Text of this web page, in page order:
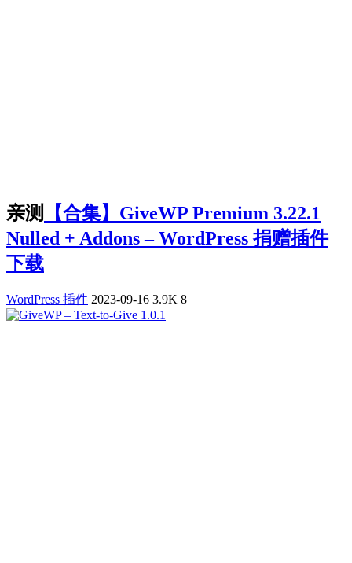
亲测
【合集】GiveWP Premium 3.22.1
Nulled + Addons – WordPress 捐赠插件
下载
WordPress 插件 2023-09-16 3.9K 8